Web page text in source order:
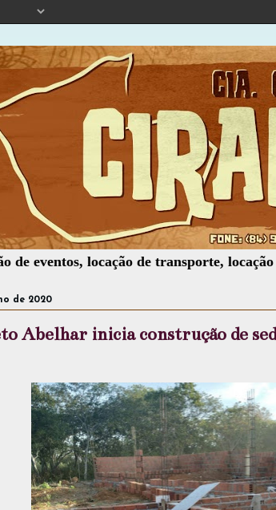
locação de transporte, locação de som,
de 2020
Abelhar inicia construção de